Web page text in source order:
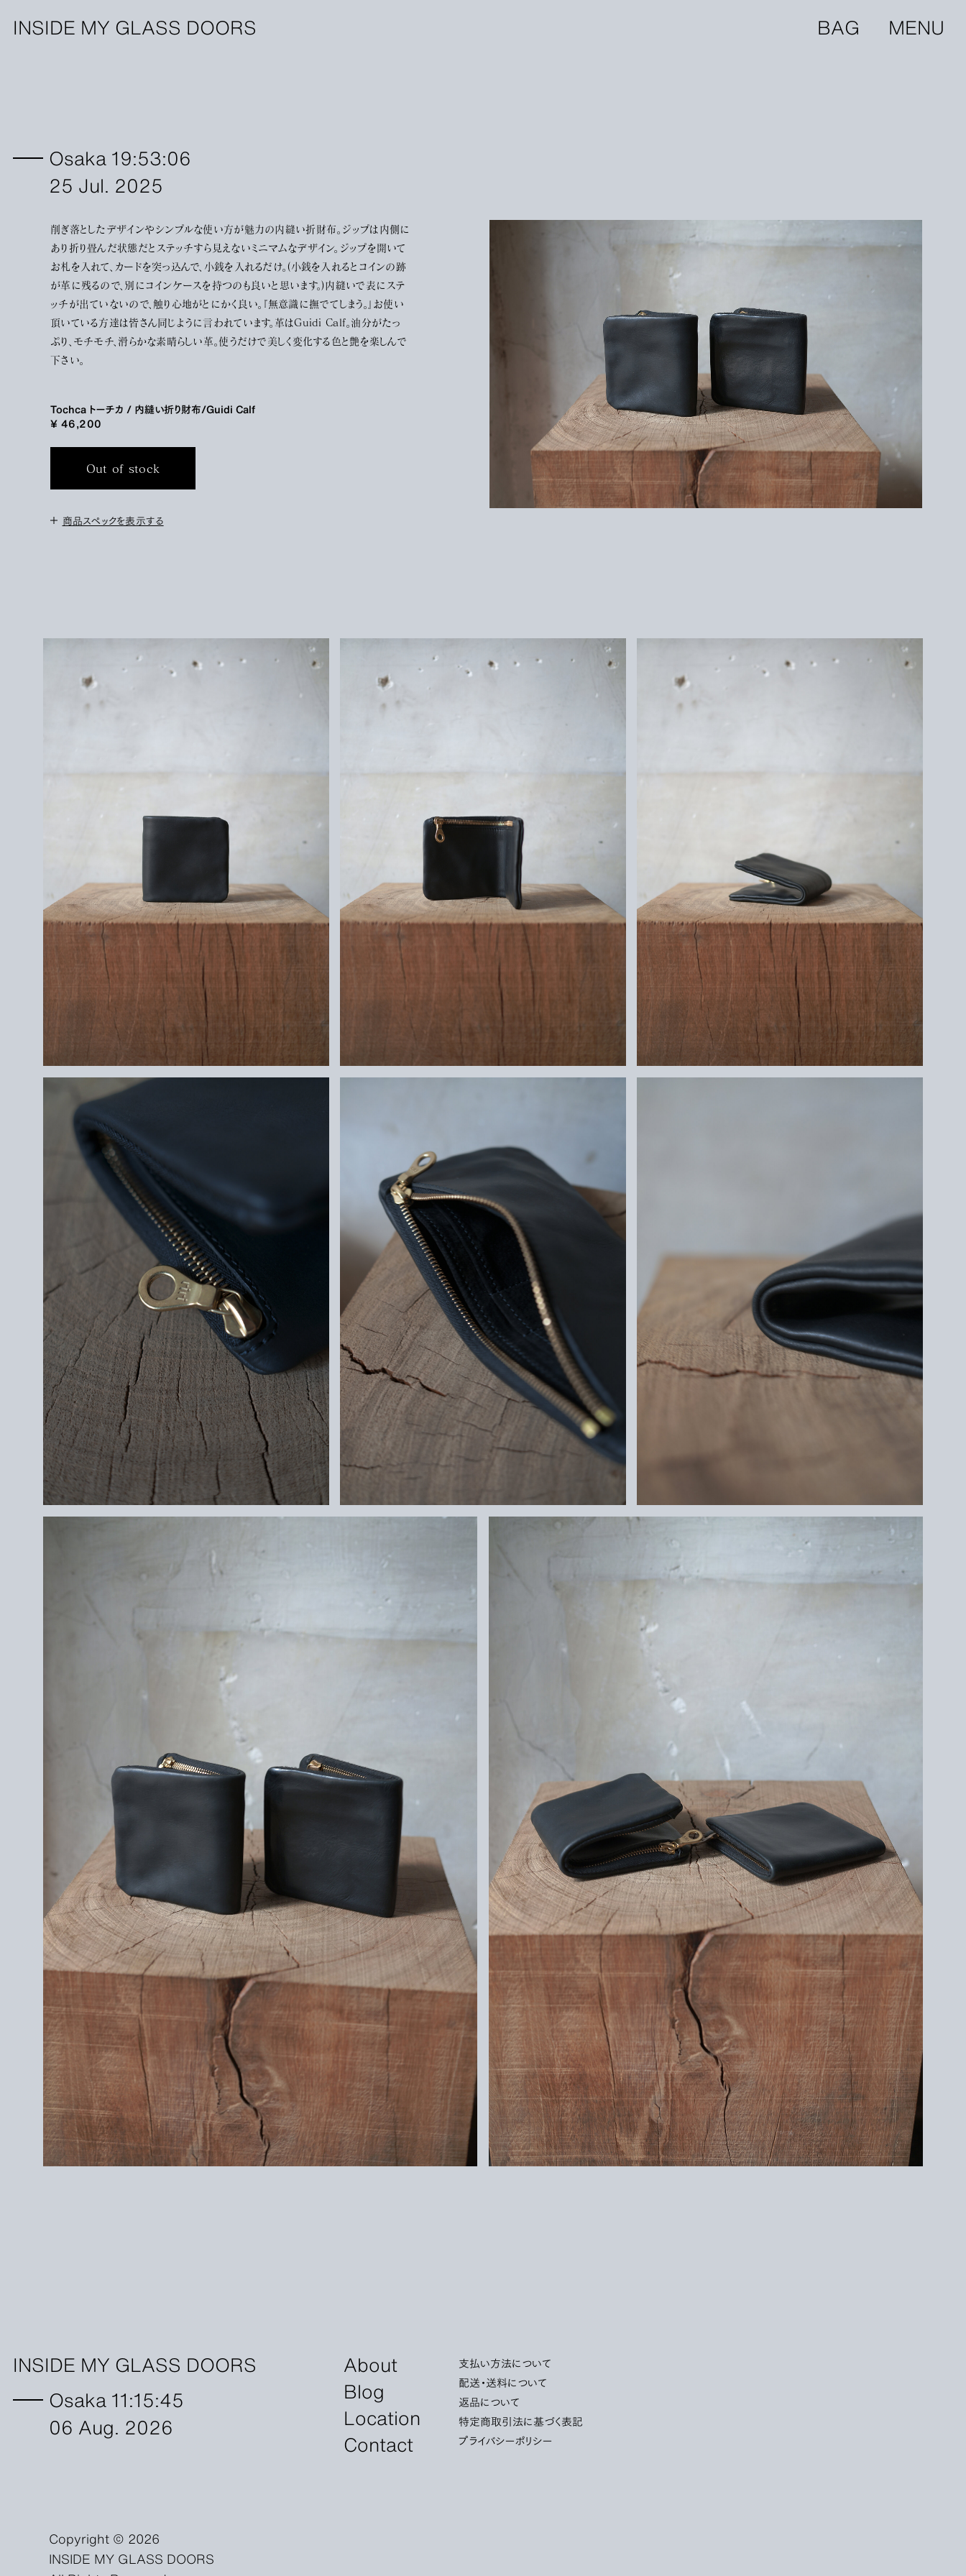
INSIDE MY GLASS DOORS BAG MENU
Osaka 19:53:06
25 Jul. 2025
削ぎ落としたデザインやシンプルな使い方が魅力の内縫い折財布。ジップは内側に
あり折り畳んだ状態だとステッチすら見えないミニマムなデザイン。ジップを開いて
お札を入れて、カードを突っ込んで、小銭を入れるだけ。(小銭を入れるとコインの跡
が革に残るので、別にコインケースを持つのも良いと思います。)内縫いで表にステ
ッチが出ていないので、触り心地がとにかく良い。『無意識に撫でてしまう。』お使い
頂いている方達は皆さん同じように言われています。革はGuidi Calf。油分がたっ
ぷり、モチモチ、滑らかな素晴らしい革。使うだけで美しく変化する色と艶を楽しんで
下さい。
Tochca トーチカ / 内縫い折り財布/Guidi Calf
¥ 46,200
Out of stock
商品スペックを表示する
INSIDE MY GLASS DOORS
Osaka 11:15:48
06 Aug. 2026
About
Blog
Location
Contact
支払い方法について
配送・送料について
返品について
特定商取引法に基づく表記
プライバシーポリシー
Copyright © 2026
INSIDE MY GLASS DOORS